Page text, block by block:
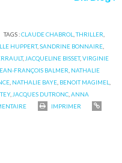
TAGS :CLAUDE CHABROL,THRILLER,
HUPPERT,SANDRINE BONNAIRE,
,JACQUELINE BISSET,VIRGINIE
FRANÇOIS BALMER, NATHALIE
, NATHALIE BAYE, BENOIT MAGIMEL,
,JACQUES DUTRONC,ANNA
IMPRIMER